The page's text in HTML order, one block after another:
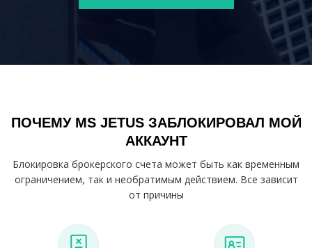
ПОЧЕМУ MS JETUS ЗАБЛОКИРОВАЛ МОЙ
АККАУНТ
Блокировка брокерского счета может быть как временным
ограничением, так и необратимым действием. Все зависит
от причины